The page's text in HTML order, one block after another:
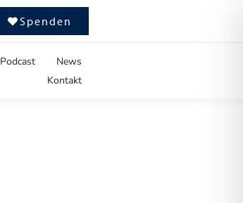
Spenden
Podcast
News
Kontakt